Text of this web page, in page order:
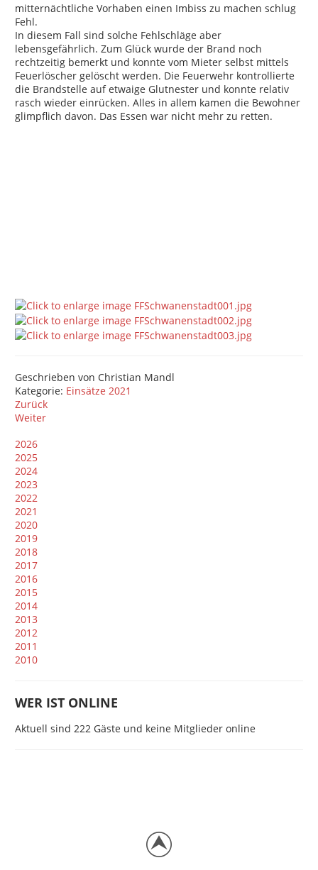
mitternächtliche Vorhaben einen Imbiss zu machen schlug
Fehl.
In diesem Fall sind solche Fehlschläge aber
lebensgefährlich. Zum Glück wurde der Brand noch
rechtzeitig bemerkt und konnte vom Mieter selbst mittels
Feuerlöscher gelöscht werden. Die Feuerwehr kontrollierte
die Brandstelle auf etwaige Glutnester und konnte relativ
rasch wieder einrücken. Alles in allem kamen die Bewohner
glimpflich davon. Das Essen war nicht mehr zu retten.
Geschrieben von Christian Mandl
Kategorie: Einsätze 2021
Zurück
Weiter
2026
2025
2024
2023
2022
2021
2020
2019
2018
2017
2016
2015
2014
2013
2012
2011
2010
WER IST ONLINE
Aktuell sind 222 Gäste und keine Mitglieder online